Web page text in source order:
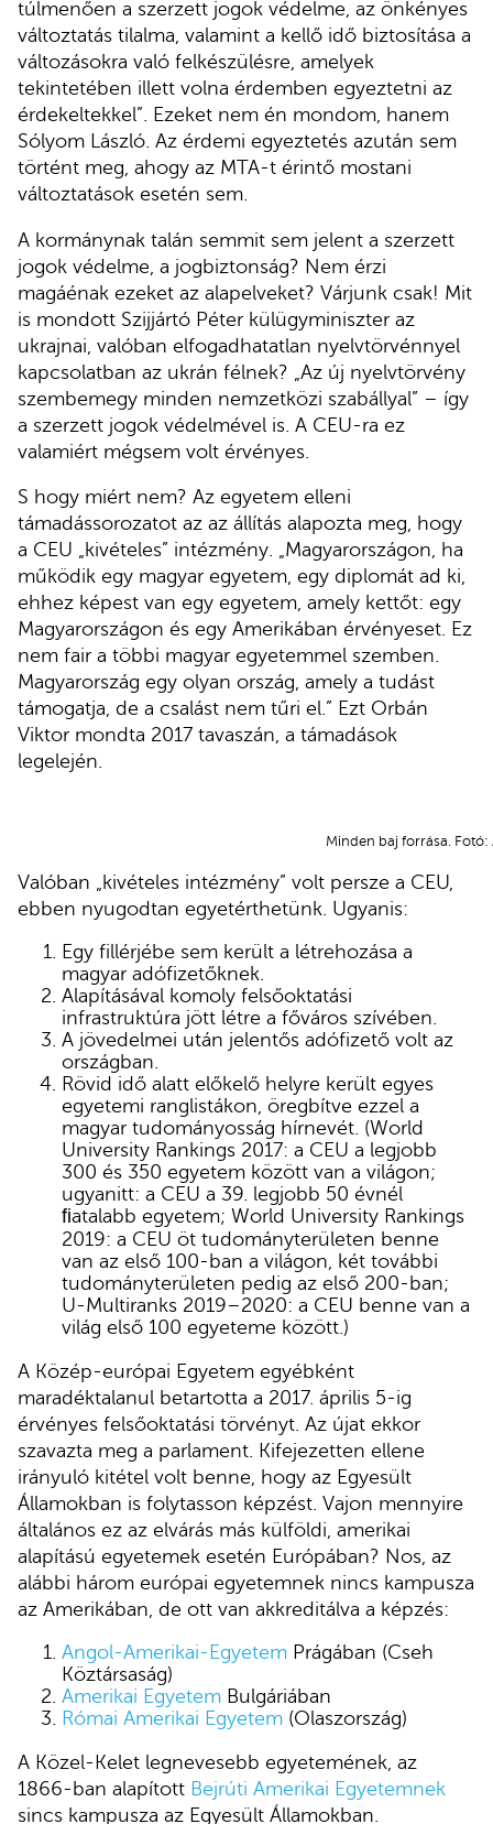
túlmenően a szerzett jogok védelme, az önkényes
változtatás tilalma, valamint a kellő idő biztosítása a
változásokra való felkészülésre, amelyek
tekintetében illett volna érdemben egyeztetni az
érdekeltekkel”. Ezeket nem én mondom, hanem
Sólyom László. Az érdemi egyeztetés azután sem
történt meg, ahogy az MTA-t érintő mostani
változtatások esetén sem.
A kormánynak talán semmit sem jelent a szerzett
jogok védelme, a jogbiztonság? Nem érzi
magáénak ezeket az alapelveket? Várjunk csak! Mit
is mondott Szijjártó Péter külügyminiszter az
ukrajnai, valóban elfogadhatatlan nyelvtörvénnyel
kapcsolatban az ukrán félnek? „Az új nyelvtörvény
szembemegy minden nemzetközi szabállyal” – így
a szerzett jogok védelmével is. A CEU-ra ez
valamiért mégsem volt érvényes.
S hogy miért nem? Az egyetem elleni
támadássorozatot az az állítás alapozta meg, hogy
a CEU „kivételes” intézmény. „Magyarországon, ha
működik egy magyar egyetem, egy diplomát ad ki,
ehhez képest van egy egyetem, amely kettőt: egy
Magyarországon és egy Amerikában érvényeset. Ez
nem fair a többi magyar egyetemmel szemben.
Magyarország egy olyan ország, amely a tudást
támogatja, de a csalást nem tűri el.” Ezt Orbán
Viktor mondta 2017 tavaszán, a támadások
legelején.
Minden baj forrása. Fotó:
Valóban „kivételes intézmény” volt persze a CEU,
ebben nyugodtan egyetérthetünk. Ugyanis:
Egy fillérjébe sem került a létrehozása a
magyar adófizetőknek.
Alapításával komoly felsőoktatási
infrastruktúra jött létre a főváros szívében.
A jövedelmei után jelentős adófizető volt az
országban.
Rövid idő alatt előkelő helyre került egyes
egyetemi ranglistákon, öregbítve ezzel a
magyar tudományosság hírnevét. (World
University Rankings 2017: a CEU a legjobb
300 és 350 egyetem között van a világon;
ugyanitt: a CEU a 39. legjobb 50 évnél
ﬁatalabb egyetem; World University Rankings
2019: a CEU öt tudományterületen benne
van az első 100-ban a világon, két további
tudományterületen pedig az első 200-ban;
U-Multiranks 2019–2020: a CEU benne van a
világ első 100 egyeteme között.)
A Közép-európai Egyetem egyébként
maradéktalanul betartotta a 2017. április 5-ig
érvényes felsőoktatási törvényt. Az újat ekkor
szavazta meg a parlament. Kifejezetten ellene
irányuló kitétel volt benne, hogy az Egyesült
Államokban is folytasson képzést. Vajon mennyire
általános ez az elvárás más külföldi, amerikai
alapítású egyetemek esetén Európában? Nos, az
alábbi három európai egyetemnek nincs kampusza
az Amerikában, de ott van akkreditálva a képzés:
Angol-Amerikai-Egyetem Prágában (Cseh
Köztársaság)
Amerikai Egyetem Bulgáriában
Római Amerikai Egyetem (Olaszország)
A Közel-Kelet legnevesebb egyetemének, az
1866-ban alapított Bejrúti Amerikai Egyetemnek
sincs kampusza az Egyesült Államokban.